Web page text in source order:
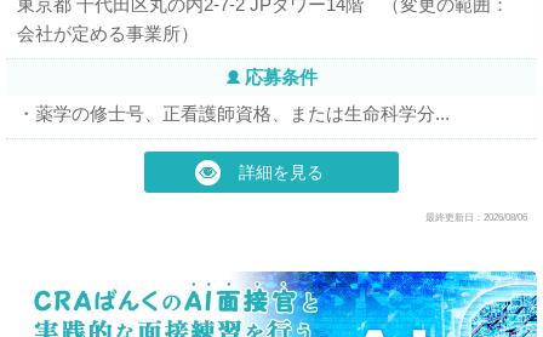
会社が定める事業所）
応募条件
・薬学の修士号、正看護師資格、または生命科学分...
詳細を見る
最終更新日：2026/08/06